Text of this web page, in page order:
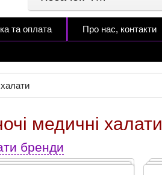
та оплата Про нас, контакти
медичні халати
бренди